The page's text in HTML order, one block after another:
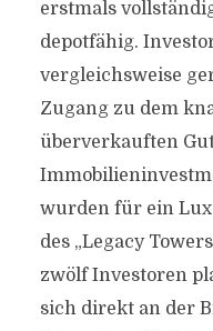
erstmals
depotfähig.
vergleichsweise
Zugang zu dem
überverkauften
wurden für ein
des „Legacy
zwölf Investoren
sich direkt an der